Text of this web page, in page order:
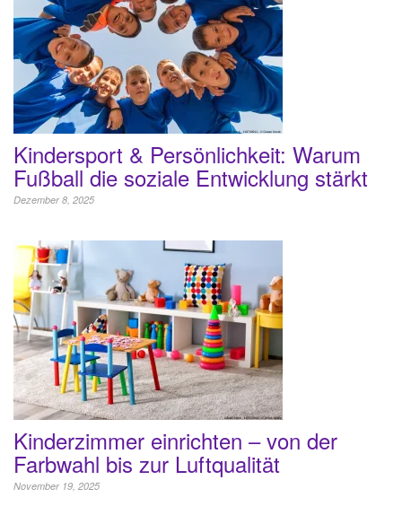
Kindersport & Persönlichkeit: Warum
Fußball die soziale Entwicklung stärkt
Dezember 8, 2025
Kinderzimmer einrichten – von der
Farbwahl bis zur Luftqualität
November 19, 2025